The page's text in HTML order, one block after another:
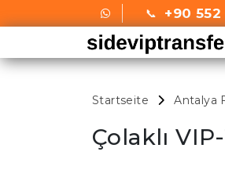
+90 552
Startseite Antalya
Çolaklı